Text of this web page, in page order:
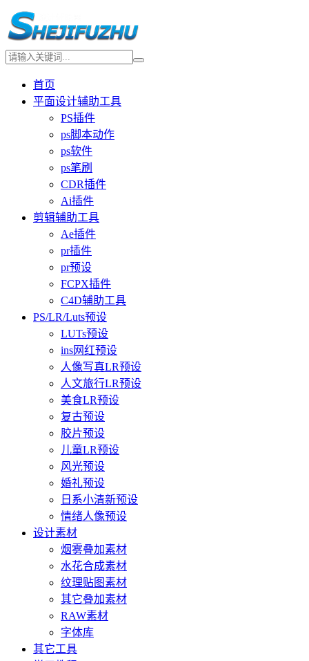
首页
平面设计辅助工具
PS插件
ps脚本动作
ps软件
ps笔刷
CDR插件
Ai插件
剪辑辅助工具
Ae插件
pr插件
pr预设
FCPX插件
C4D辅助工具
PS/LR/Luts预设
LUTs预设
ins网红预设
人像写真LR预设
人文旅行LR预设
美食LR预设
复古预设
胶片预设
儿童LR预设
风光预设
婚礼预设
日系小清新预设
情绪人像预设
设计素材
烟雾叠加素材
水花合成素材
纹理贴图素材
其它叠加素材
RAW素材
字体库
其它工具